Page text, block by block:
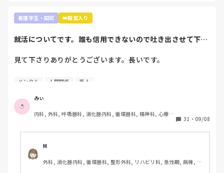
患者さんの不安なことに寄り添って少しでも解決できたらなっ
て思ってるから😌
会った看護師さんのようになりたいって思って頑張ってます。
が。
自分が看護に向いてる向いてないじゃなくて、看護に携わりた
が…)
も現役看護師さんの意見知りたいです。
看護学生・国試 👑殿堂入り
就活についてです。誰も信用できないので吐き出させて下さ
見て下さりありがとうございます。長いです。
①グループ系列の専門学校に行っています。
に頑張って3年生になったところです。外部の受験を考えて
いることは1年生の時から担任･就職担当の事務に伝えていま
した。
ています。第1志望はB病院です。
①-③を前提として読んで頂きたいです。
メンタル 人間関係 新人
みぃ
内科, 外科, 呼吸器科, 消化器内科, 循環器科, 精神科, 心療内
棟, 神経内科, 脳神経外科, 消化器外科, 一般病院, 慢性期, 回
31 ・ 09/08
M
外科, 消化器内科, 循環器科, 整形外科, リハビリ科, 急性期, 病棟, 消